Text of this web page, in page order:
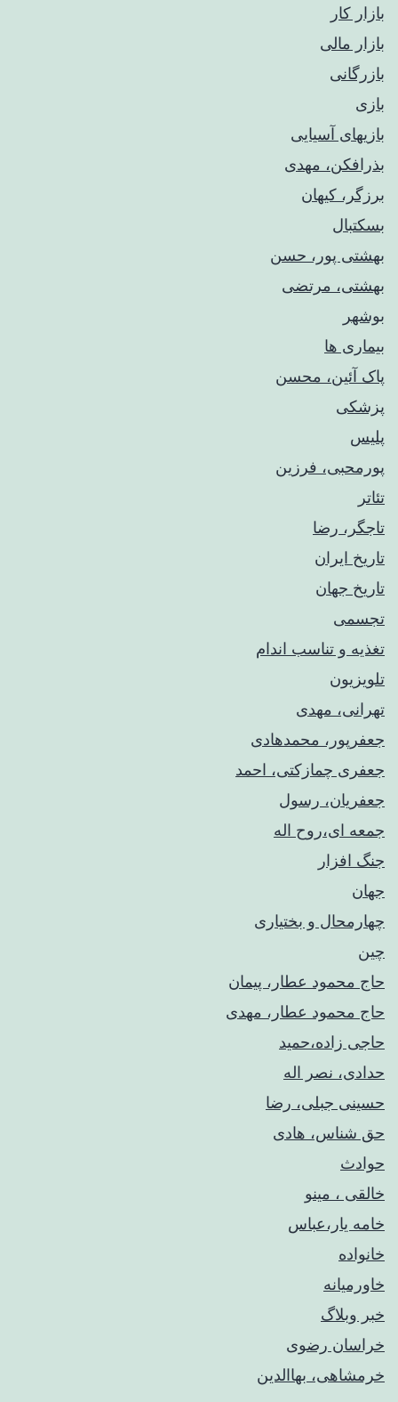
بازار کار
بازار مالی
بازرگانی
بازی
بازیهای آسیایی
بذرافکن، مهدی
برزگر، کیهان
بسکتبال
بهشتی پور، حسن
بهشتی، مرتضی
بوشهر
بیماری ها
پاک آئین، محسن
پزشکی
پلیس
پورمحبی، فرزین
تئاتر
تاجگر، رضا
تاریخ ایران
تاریخ جهان
تجسمی
تغذیه و تناسب اندام
تلویزیون
تهرانی، مهدی
جعفرپور، محمدهادی
جعفری چمازکتی، احمد
جعفریان، رسول
جمعه ای،روح اله
جنگ افزار
جهان
چهارمحال و بختیاری
چین
حاج محمود عطار، پیمان
حاج محمود عطار، مهدی
حاجی زاده،حمید
حدادی، نصر اله
حسینی جبلی، رضا
حق شناس، هادی
حوادث
خالقی ، مینو
خامه یار،عباس
خانواده
خاورمیانه
خبر وبلاگ
خراسان رضوی
خرمشاهی، بهاالدین